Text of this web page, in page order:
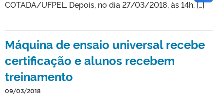
COTADA/UFPEL. Depois, no dia 27/03/2018, às 14h, […]
Máquina de ensaio universal recebe
certificação e alunos recebem
treinamento
09/03/2018